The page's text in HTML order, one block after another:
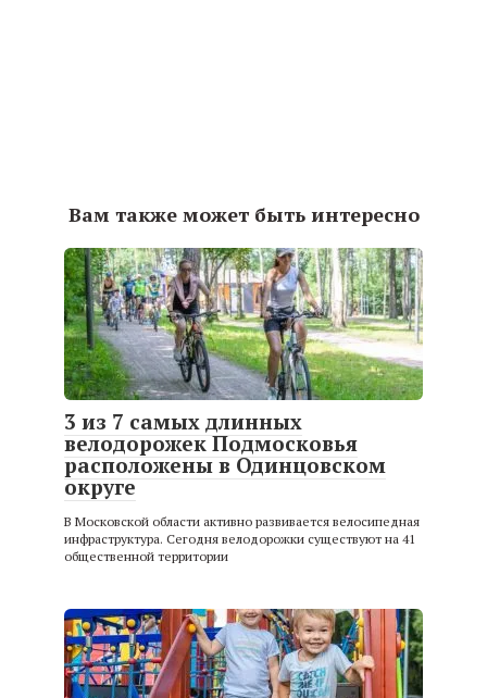
Вам также может быть интересно
3 из 7 самых длинных
велодорожек Подмосковья
расположены в Одинцовском
округе
В Московской области активно развивается велосипедная
инфраструктура. Сегодня велодорожки существуют на 41
общественной территории